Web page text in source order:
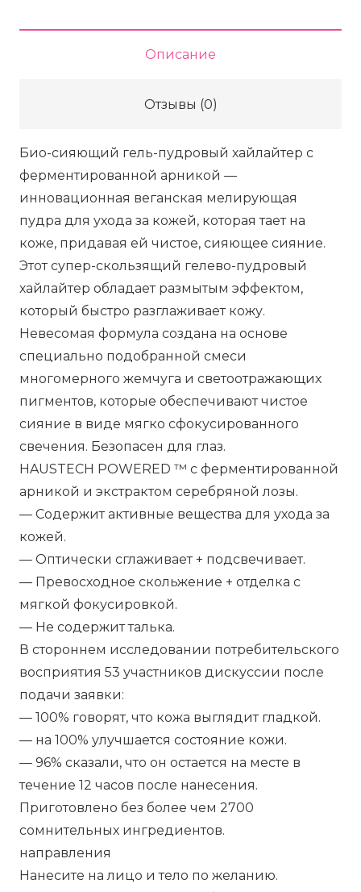
Описание
Отзывы (0)
Био-сияющий гель-пудровый хайлайтер с
ферментированной арникой —
инновационная веганская мелирующая
пудра для ухода за кожей, которая тает на
коже, придавая ей чистое, сияющее сияние.
Этот супер-скользящий гелево-пудровый
хайлайтер обладает размытым эффектом,
который быстро разглаживает кожу.
Невесомая формула создана на основе
специально подобранной смеси
многомерного жемчуга и светоотражающих
пигментов, которые обеспечивают чистое
сияние в виде мягко сфокусированного
свечения. Безопасен для глаз.
HAUSTECH POWERED ™ с ферментированной
арникой и экстрактом серебряной лозы.
— Содержит активные вещества для ухода за
кожей.
— Оптически сглаживает + подсвечивает.
— Превосходное скольжение + отделка с
мягкой фокусировкой.
— Не содержит талька.
В стороннем исследовании потребительского
восприятия 53 участников дискуссии после
подачи заявки:
— 100% говорят, что кожа выглядит гладкой.
— на 100% улучшается состояние кожи.
— 96% сказали, что он остается на месте в
течение 12 часов после нанесения.
Приготовлено без более чем 2700
сомнительных ингредиентов.
направления
Нанесите на лицо и тело по желанию.